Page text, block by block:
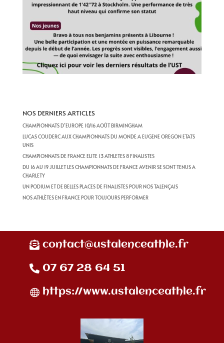
NOS DERNIERS ARTICLES
CHAMPIONNATS D’EUROPE 10/16 AOÛT BIRMINGHAM
LUCAS COUDERC AUX CHAMPIONNATS DU MONDE A EUGENE OREGON ETATS
UNIS
CHAMPIONNATS DE FRANCE ELITE 13 ATHLETES 8 FINALISTES
DU 16 AU 19 JUILLET LES CHAMPIONNATS DE FRANCE AVENIR SE SONT TENUS A
CHARLETY
UN PODIUM ET DE BELLES PLACES DE FINALISTES POUR NOS TALENÇAIS
NOS ATHLÈTES EN FRANCE POUR TOUJOURS PERFORMER
contact@ustalenceathle.fr
07 67 28 64 51
https://www.ustalenceathle.fr